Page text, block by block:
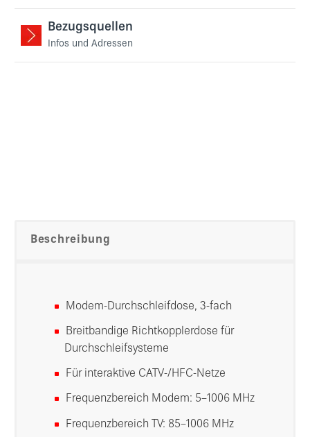
Bezugsquellen
Infos und Adressen
Beschreibung
Modem-Durchschleifdose, 3-fach
Breitbandige Richtkopplerdose für
Durchschleifsysteme
Für interaktive CATV-/HFC-Netze
Frequenzbereich Modem: 5–1006 MHz
Frequenzbereich TV: 85–1006 MHz